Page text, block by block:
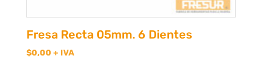
Fresa Recta 05mm. 6 Dientes
$0,00 + IVA